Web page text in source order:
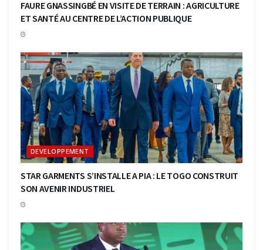
FAURE GNASSINGBÉ EN VISITE DE TERRAIN : AGRICULTURE
ET SANTÉ AU CENTRE DE L’ACTION PUBLIQUE
DEVELOPPEMENT
STAR GARMENTS S’INSTALLE A PIA : LE TOGO CONSTRUIT
SON AVENIR INDUSTRIEL